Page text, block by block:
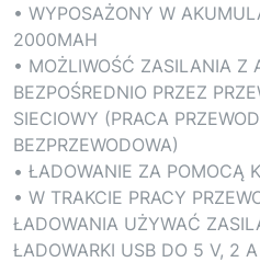
• WYPOSAŻONY W
2000MAH
• MOŻLIWOŚĆ ZASILANIA Z
BEZPOŚREDNIO PRZEZ
SIECIOWY (PRACA
BEZPRZEWODOWA)
• ŁADOWANIE ZA POMOCĄ
• W TRAKCIE PRACY
ŁADOWANIA UŻYWAĆ
ŁADOWARKI USB DO 5 V, 2 A